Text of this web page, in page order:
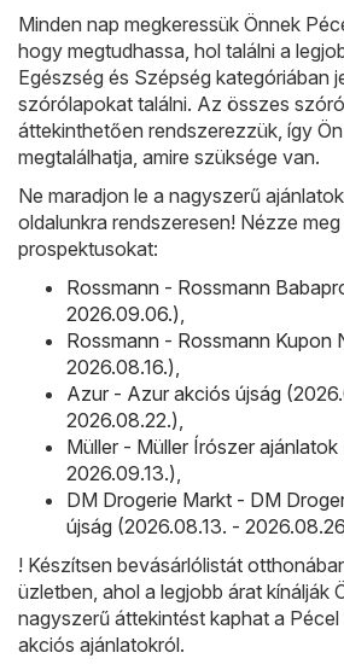
Minden nap megkeressük Önnek
hogy megtudhassa, hol találni a
Egészség és Szépség kategóriában
szórólapokat találni. Az összes
áttekinthetően rendszerezzük, így
megtalálhatja, amire szüksége van.
Ne maradjon le a nagyszerű
oldalunkra rendszeresen! Nézze
prospektusokat:
Rossmann - Rossmann
2026.09.06.),
Rossmann - Rossmann Kupon
2026.08.16.),
Azur - Azur akciós újság
2026.08.22.),
Müller - Müller Írószer
2026.09.13.),
DM Drogerie Markt - DM
újság (2026.08.13. -
! Készítsen bevásárlólistát
üzletben, ahol a legjobb árat kínálják
nagyszerű áttekintést kaphat a
akciós ajánlatokról.